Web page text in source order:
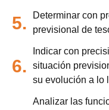
5.
Determinar con
previsional de
6.
Indicar con
situación
su evolución a lo
Analizar las